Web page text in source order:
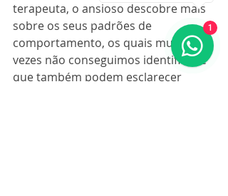
terapeuta, o ansioso descobre mais
sobre os seus padrões de
comportamento, os quais muitas
vezes não conseguimos identificar e
que também podem esclarecer
1